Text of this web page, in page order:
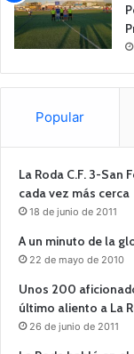
Popular
La Roda C.F. 3-San
cada vez más cerca
18 de junio de 2011
A un minuto de la
22 de mayo de 2010
Unos 200
último aliento a La
26 de junio de 2011